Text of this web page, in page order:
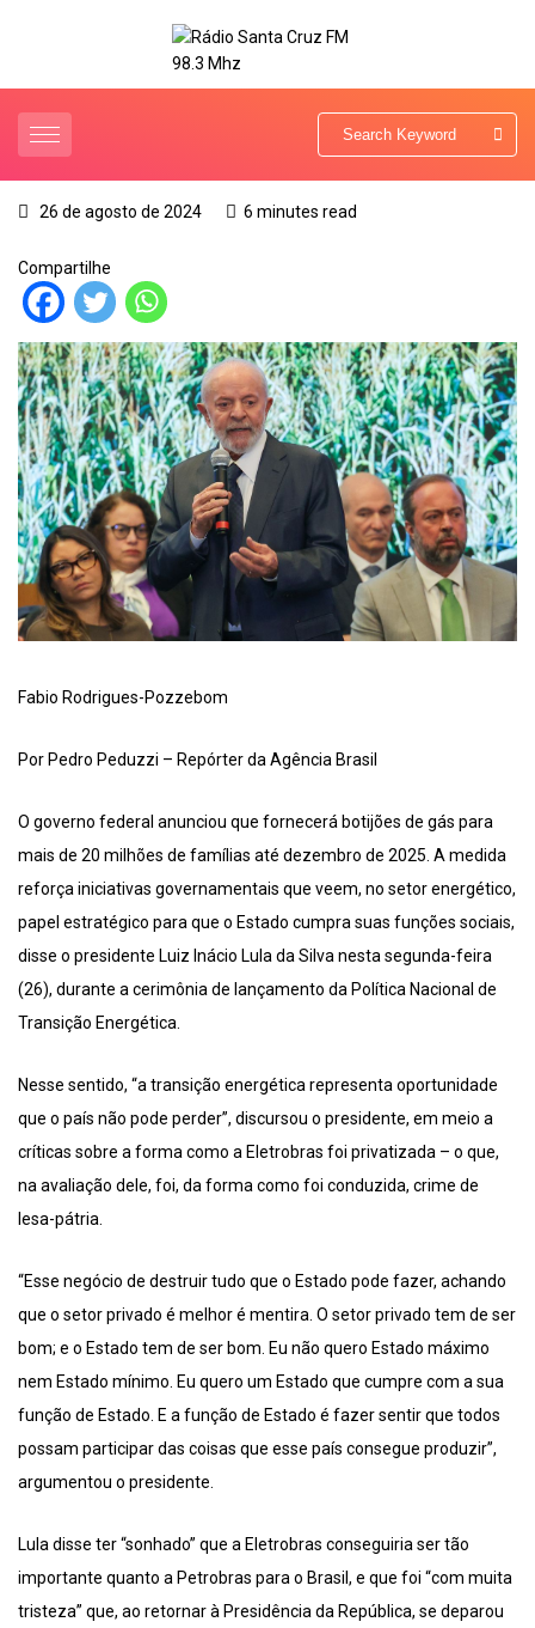
26 de agosto de 2024 6 minutes read
Compartilhe
Fabio Rodrigues-Pozzebom
Por Pedro Peduzzi – Repórter da Agência Brasil
O governo federal anunciou que fornecerá botijões de gás para
mais de 20 milhões de famílias até dezembro de 2025. A medida
reforça iniciativas governamentais que veem, no setor energético,
papel estratégico para que o Estado cumpra suas funções sociais,
disse o presidente Luiz Inácio Lula da Silva nesta segunda-feira
(26), durante a cerimônia de lançamento da Política Nacional de
Transição Energética.
Nesse sentido, “a transição energética representa oportunidade
que o país não pode perder”, discursou o presidente, em meio a
críticas sobre a forma como a Eletrobras foi privatizada – o que,
na avaliação dele, foi, da forma como foi conduzida, crime de
lesa-pátria.
“Esse negócio de destruir tudo que o Estado pode fazer, achando
que o setor privado é melhor é mentira. O setor privado tem de ser
bom; e o Estado tem de ser bom. Eu não quero Estado máximo
nem Estado mínimo. Eu quero um Estado que cumpre com a sua
função de Estado. E a função de Estado é fazer sentir que todos
possam participar das coisas que esse país consegue produzir”,
argumentou o presidente.
Lula disse ter “sonhado” que a Eletrobras conseguiria ser tão
importante quanto a Petrobras para o Brasil, e que foi “com muita
tristeza” que, ao retornar à Presidência da República, se deparou